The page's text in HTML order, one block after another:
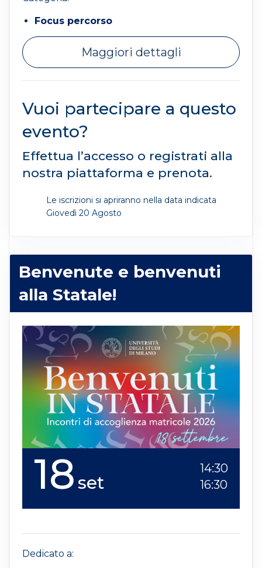
Focus percorso
Maggiori dettagli
Vuoi partecipare a questo
evento?
Effettua l’accesso o registrati alla
nostra piattaforma e prenota.
Le iscrizioni si apriranno nella data indicata
Giovedì 20 Agosto
Benvenute e benvenuti
alla Statale!
18set
14:30
16:30
Dedicato a: